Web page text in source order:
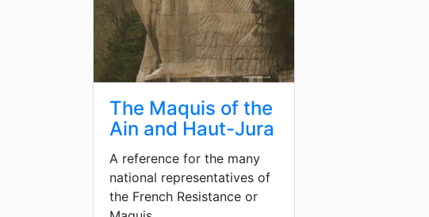
The Maquis of the
Ain and Haut-Jura
A reference for the many
national representatives of
the French Resistance or